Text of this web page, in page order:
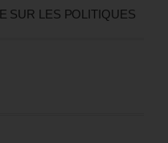
SUR LES POLITIQUES